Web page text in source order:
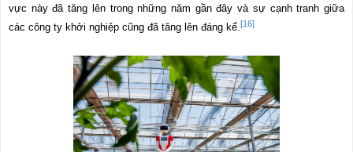
vực này đã tăng lên trong những năm gần đây và sự cạnh tranh giữa
các công ty khởi nghiệp cũng đã tăng lên đáng kể. [16]